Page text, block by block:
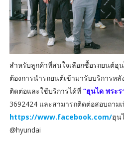
สำหรับลูกค้าที่สนใจเลือกซื้อรถยนต์ฮุ
ต้องการนำรถยนต์เข้ามารับบริการหลั
ติดต่อและใช้บริการได้ที่“ฮุนได พระร
3692424 และสามารถติดต่อสอบถาม
https://www.facebook.com/ฮุน
@hyundai